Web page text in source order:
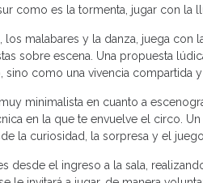
como es la tormenta, jugar con la
malabares y la danza, juega con
sobre escena. Una propuesta
como una vivencia compartida y
minimalista en cuanto a
en la que te envuelve el circo.
la curiosidad, la sorpresa y el
desde el ingreso a la sala,